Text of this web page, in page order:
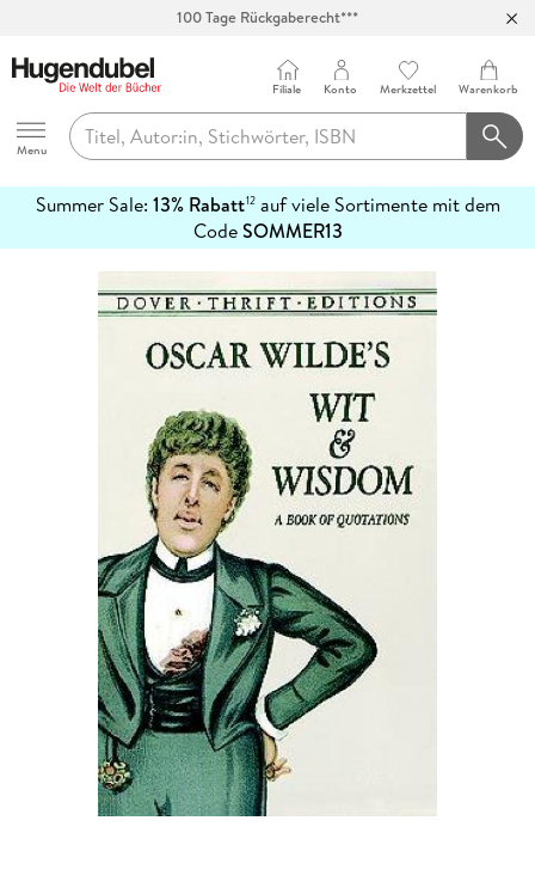
100 Tage Rückgaberecht***
Hugendubel
Menu
Filiale Konto Merkzettel Warenkorb
Summer Sale: 13% Rabatt12auf viele Sortimente mit dem
CodeSOMMER13
erfahren